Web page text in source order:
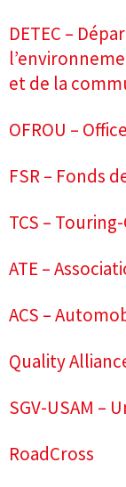
DETEC –
et de la
OFROU –
FSR – Fonds
TCS –
ATE –
ACS –
Quality
SGV-USAM –
RoadCross